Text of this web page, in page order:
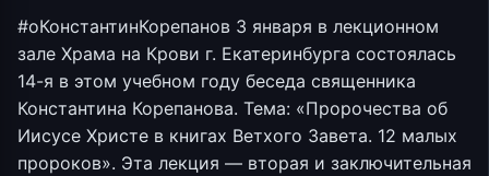
#оКонстантинКорепанов 3 января в лекционном
зале Храма на Крови г. Екатеринбурга состоялась
14-я в этом учебном году беседа священника
Константина Корепанова. Тема: «Пророчества об
Иисусе Христе в книгах Ветхого Завета. 12 малых
пророков». Эта лекция — вторая и заключительная